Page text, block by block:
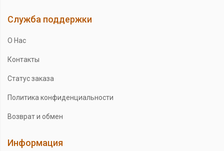
Служба поддержки
О Нас
Контакты
Статус заказа
Политика конфиденциальности
Возврат и обмен
Информация